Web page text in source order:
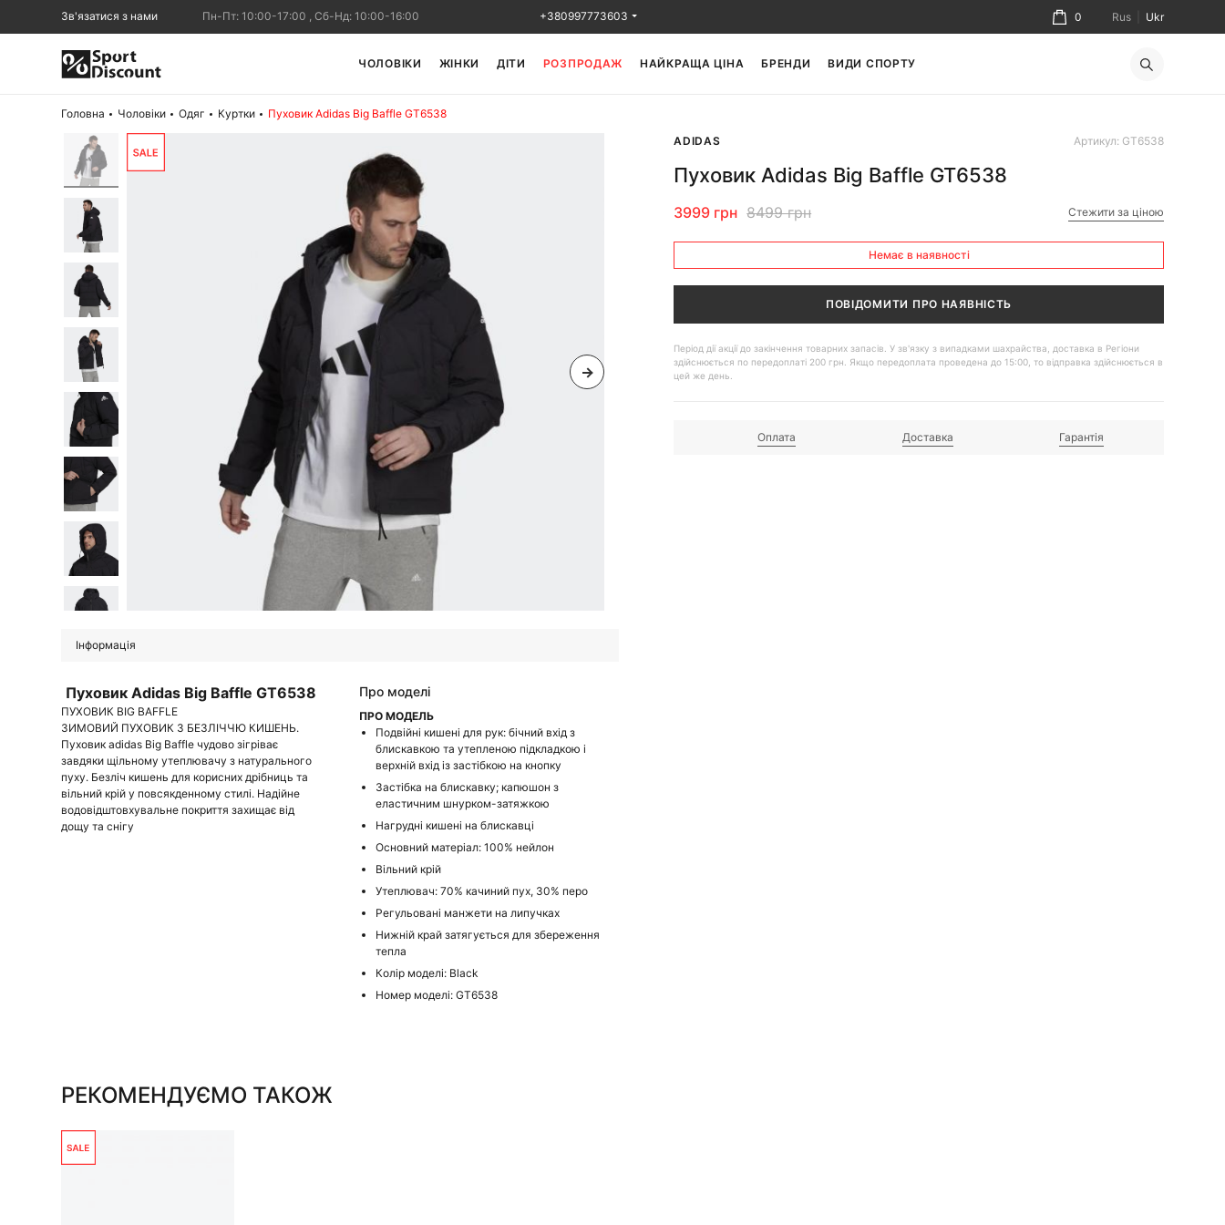
ЧОЛОВІКИ ЖІНКИ ДІТИ РОЗПРОДАЖ НАЙКРАЩА ЦІНА БРЕНДИ ВИДИ СПОРТУ
+380997773603
Зв'язатися з нами Пн-Пт: 10:00-17:00 , Сб-Нд: 10:00-16:00 0 Rus Ukr
Головна Чоловіки Одяг Куртки
Пуховик Adidas Big Baffle GT6538
ADIDAS
Артикул: GT6538
Пуховик Adidas Big Baffle GT6538
3999 грн 8499 грн Стежити за ціною
Немає в наявності
ПОВІДОМИТИ ПРО НАЯВНІСТЬ
Період дії акції до закінчення товарних запасів. У зв'язку з випадками шахрайства, доставка в Регіони
здійснюється по передоплаті 200 грн. Якщо передоплата проведена до 15:00, то відправка здійснюється в
цей же день.
Оплата Доставка Гарантія
Інформація
Пуховик Adidas Big Baffle GT6538
ПУХОВИК BIG BAFFLE
ЗИМОВИЙ ПУХОВИК З БЕЗЛІЧЧЮ КИШЕНЬ.
Пуховик adidas Big Baffle чудово зігріває
завдяки щільному утеплювачу з натурального
пуху. Безліч кишень для корисних дрібниць та
вільний крій у повсякденному стилі. Надійне
водовідштовхувальне покриття захищає від
дощу та снігу
Про моделі
ПРО МОДЕЛЬ
Подвійні кишені для рук: бічний вхід з
блискавкою та утепленою підкладкою і
верхній вхід із застібкою на кнопку
Застібка на блискавку; капюшон з
еластичним шнурком-затяжкою
Нагрудні кишені на блискавці
Основний матеріал: 100% нейлон
Вільний крій
Утеплювач: 70% качиний пух, 30% перо
Регульовані манжети на липучках
Нижній край затягується для збереження
тепла
Колір моделі: Black
Номер моделі: GT6538
РЕКОМЕНДУЄМО ТАКОЖ